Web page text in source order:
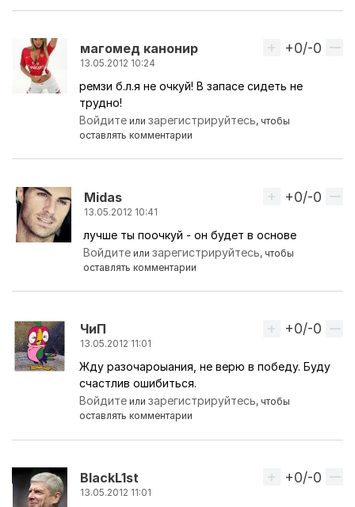
магомед канонир
13.05.2012 10:24
Вверх
+0/-0
ремзи б.л.я не очкуй! В запасе сидеть не
трудно!
Войдите илизарегистрируйтесь, чтобы
оставлять комментарии
Midas
13.05.2012 10:41
Ответ на комментарий пользователямагомед
Вверх
+0/-0
лучше ты поочкуй - он будет в основе
Войдите илизарегистрируйтесь, чтобы
оставлять комментарии
ЧиП
13.05.2012 11:01
Вверх
+0/-0
Жду разочароыания, не верю в победу. Буду
счастлив ошибиться.
Войдите илизарегистрируйтесь, чтобы
оставлять комментарии
BlackL1st
13.05.2012 11:01
Вверх
+0/-0